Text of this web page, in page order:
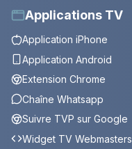
Applications TV
Application iPhone
Application Android
Extension Chrome
Chaîne Whatsapp
Suivre TVP sur Google
Widget TV Webmasters